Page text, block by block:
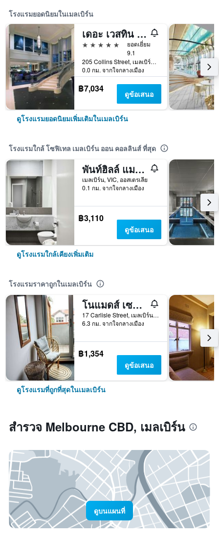
โรงแรมยอดนิยมในเมลเบิร์น
เดอะ เวสทิน เมลเบิร์น
5 ดาว
ยอดเยี่ยม
9.1
205 Collins Street, เมลเบิร์น, VIC, ออสเตรเลีย
0.0 กม. จากใจกลางเมือง
฿7,034 ดูข้อเสนอ
ดูโรงแรมยอดนิยมเพิ่มเติมในเมลเบิร์น
โรงแรมใกล้ โซฟิเทล เมลเบิร์น ออน คอลลินส์ ที่สุด
พันท์ฮิลล์ แมนฮัตตัน
เมลเบิร์น, VIC, ออสเตรเลีย
0.1 กม. จากใจกลางเมือง
฿3,110
ดูข้อเสนอ
ดูโรงแรมใกล้เคียงเพิ่มเติม
โรงแรมราคาถูกในเมลเบิร์น
โนแมดส์ เซนต์ กิลดา โฮสเทล
17 Carlisle Street, เมลเบิร์น, VIC, ออสเตรเลีย
6.3 กม. จากใจกลางเมือง
฿1,354
ดูข้อเสนอ
ดูโรงแรมที่ถูกที่สุดในเมลเบิร์น
สำรวจ Melbourne CBD, เมลเบิร์น
ดูบนแผนที่